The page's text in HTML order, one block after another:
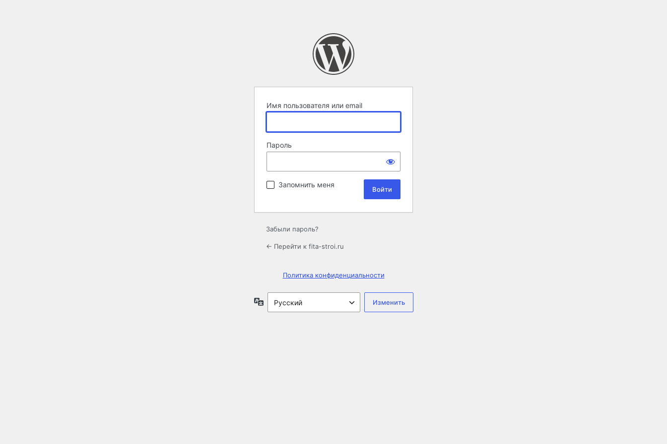
Имя пользователя или email
Пароль
Запомнить меня
Забыли пароль?
← Перейти к fita-stroi.ru
Политика конфиденциальности
Язык